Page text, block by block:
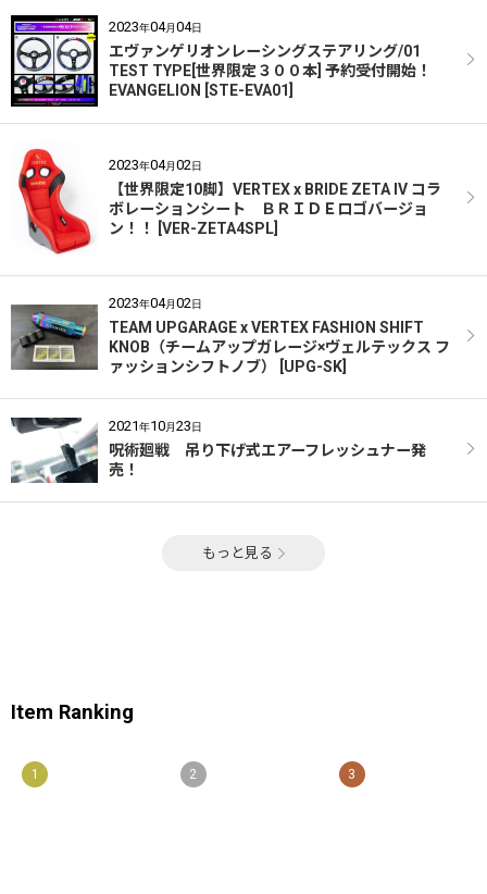
2023年04月04日
エヴァンゲリオンレーシングステアリング/01
TEST TYPE[世界限定３００本] 予約受付開始！
EVANGELION [STE-EVA01]
2023年04月02日
【世界限定10脚】VERTEX x BRIDE ZETA IV コラ
ボレーションシート ＢＲＩＤＥロゴバージョ
ン！！ [VER-ZETA4SPL]
2023年04月02日
TEAM UPGARAGE x VERTEX FASHION SHIFT
KNOB（チームアップガレージ×ヴェルテックス フ
ァッションシフトノブ） [UPG-SK]
2021年10月23日
呪術廻戦 吊り下げ式エアーフレッシュナー発
売！
もっと見る
Item Ranking
1 2 3